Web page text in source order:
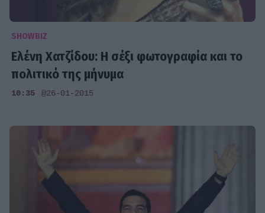
SHOWBIZ
Ελένη Χατζίδου: Η σέξι φωτογραφία και το
πολιτικό της μήνυμα
10:35 @26-01-2015